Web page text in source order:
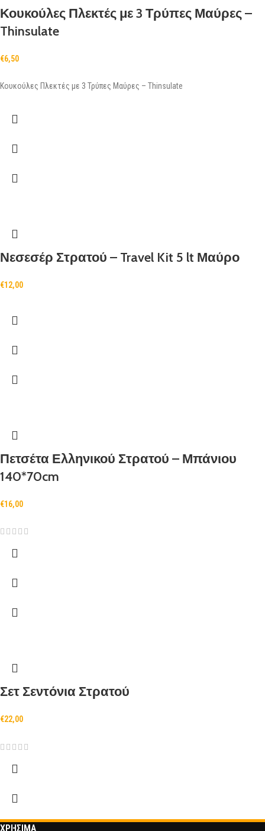
Κουκούλες Πλεκτές με 3 Τρύπες Μαύρες –
Thinsulate
€6,50
Κουκούλες Πλεκτές με 3 Τρύπες Μαύρες – Thinsulate
Νεσεσέρ Στρατού – Travel Kit 5 lt Μαύρο
€12,00
Πετσέτα Ελληνικού Στρατού – Μπάνιου
140*70cm
€16,00
Σετ Σεντόνια Στρατού
€22,00
ΧΡΗΣΙΜΑ